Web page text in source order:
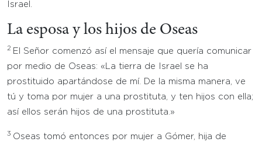
Israel.
La esposa y los hijos de Oseas
2 El Señor comenzó así el mensaje que quería comunicar
por medio de Oseas: «La tierra de Israel se ha
prostituido apartándose de mí. De la misma manera, ve
tú y toma por mujer a una prostituta, y ten hijos con ella;
así ellos serán hijos de una prostituta.»
3 Oseas tomó entonces por mujer a Gómer, hija de